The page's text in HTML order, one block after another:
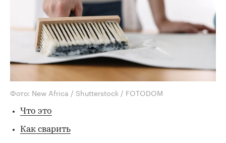
Фото: New Africa / Shutterstock / FOTODOM
Что это
Как сварить